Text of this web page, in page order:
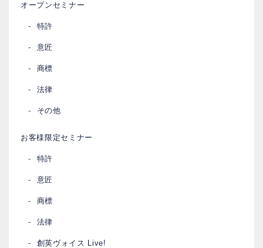
オープンセミナー
特許
意匠
商標
法律
その他
お客様限定セミナー
特許
意匠
商標
法律
創英ヴォイス Live!